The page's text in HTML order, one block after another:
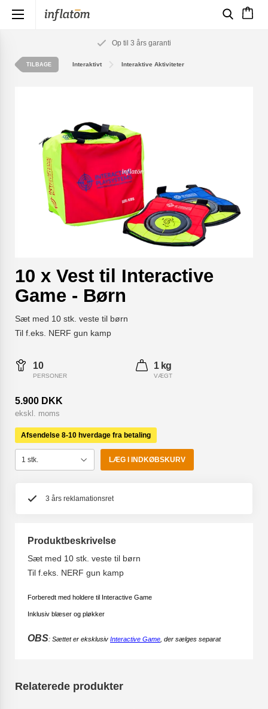
Op til 3 års garanti
TILBAGE Interaktivt Interaktive Aktiviteter
10 x Vest til Interactive
Game - Børn
Sæt med 10 stk. veste til børn
Til f.eks. NERF gun kamp
10
PERSONER
1 kg
VÆGT
5.900 DKK
ekskl. moms
Afsendelse 8-10 hverdage fra betaling
LÆG I INDKØBSKURV
3 års reklamationsret
Produktbeskrivelse
Sæt med 10 stk. veste til børn
Til f.eks. NERF gun kamp
Forberedt med holdere til Interactive Game
Inklusiv blæser og pløkker
OBS: Sættet er eksklusiv Interactive Game , der sælges separat
Relaterede produkter